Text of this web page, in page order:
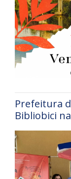
Prefeitura
Bibliobici